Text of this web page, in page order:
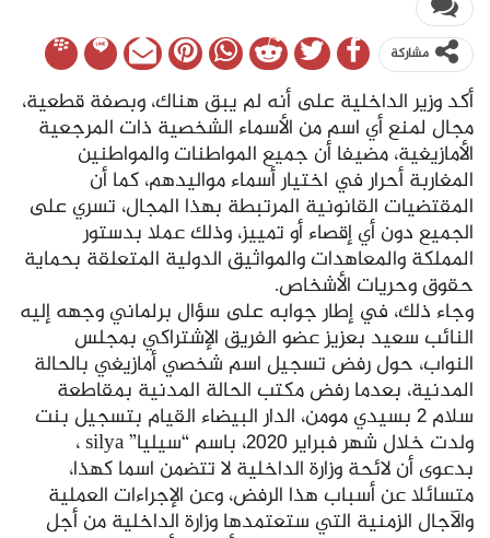
مشاركة
أكد وزير الداخلية على أنه لم يبق هناك، وبصفة قطعية،
مجال لمنع أي اسم من الأسماء الشخصية ذات المرجعية
الأمازيغية، مضيفا أن جميع المواطنات والمواطنين
المغاربة أحرار في اختيار أسماء مواليدهم، كما أن
المقتضيات القانونية المرتبطة بهذا المجال، تسري على
الجميع دون أي إقصاء أو تمييز، وذلك عملا بدستور
المملكة والمعاهدات والمواثيق الدولية المتعلقة بحماية
حقوق وحريات الأشخاص.
وجاء ذلك، في إطار جوابه على سؤال برلماني وجهه إليه
النائب سعيد بعزيز عضو الفريق الإشتراكي بمجلس
النواب، حول رفض تسجيل اسم شخصي أمازيغي بالحالة
المدنية، بعدما رفض مكتب الحالة المدنية بمقاطعة
سلام 2 بسيدي مومن، الدار البيضاء القيام بتسجيل بنت
ولدت خلال شهر فبراير 2020، باسم “سيليا” silya ،
بدعوى أن لائحة وزارة الداخلية لا تتضمن اسما كهذا،
متسائلا عن أسباب هذا الرفض، وعن الإجراءات العملية
والآجال الزمنية التي ستعتمدها وزارة الداخلية من أجل